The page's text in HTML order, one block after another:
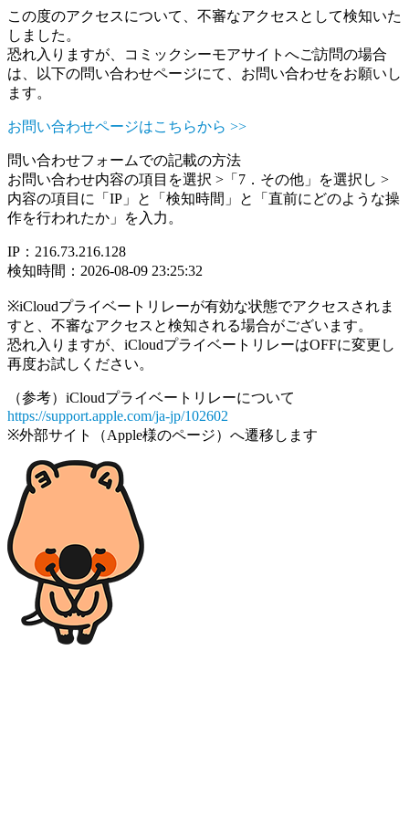
この度のアクセスについて、不審なアクセスとして検知いた
しました。
恐れ入りますが、コミックシーモアサイトへご訪問の場合
は、以下の問い合わせページにて、お問い合わせをお願いし
ます。
お問い合わせページはこちらから >>
問い合わせフォームでの記載の方法
お問い合わせ内容の項目を選択 >「7．その他」を選択し >
内容の項目に「IP」と「検知時間」と「直前にどのような操
作を行われたか」を入力。
IP：216.73.216.128
検知時間：2026-08-09 23:25:32
※iCloudプライベートリレーが有効な状態でアクセスされま
すと、不審なアクセスと検知される場合がございます。
恐れ入りますが、iCloudプライベートリレーはOFFに変更し
再度お試しください。
（参考）iCloudプライベートリレーについて
https://support.apple.com/ja-jp/102602
※外部サイト（Apple様のページ）へ遷移します